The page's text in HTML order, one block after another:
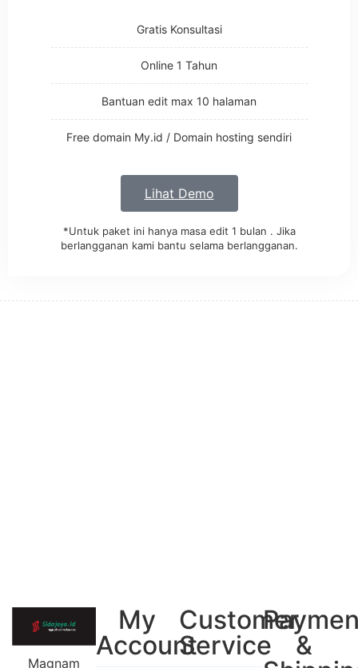
Gratis Konsultasi
Online 1 Tahun
Bantuan edit max 10 halaman
Free domain My.id / Domain hosting sendiri
Lihat Demo
*Untuk paket ini hanya masa edit 1 bulan . Jika
berlangganan kami bantu selama berlangganan.
Magnam
My
Account
Customer
Service
&